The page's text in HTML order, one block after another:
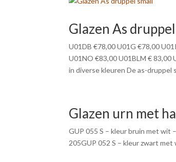
Glazen As
U01DB €78,00 U01G €78,00
U01NO €83,00 U01BLM € 83,00
in diverse kleuren De as-druppel
Glazen urn met
GUP 055 S – kleur bruin met wit
205GUP 052 S – kleur zwart met